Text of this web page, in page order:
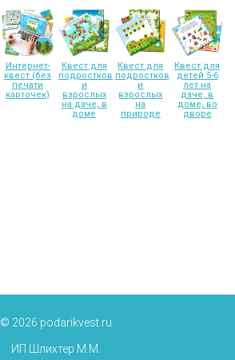
Интернет-
квест (без
печати
карточек)
Квест для
подростков
и
взрослых
на даче, в
доме
Квест для
подростков
и
взрослых
на
природе
Квест для
детей 5-6
лет на
даче, в
доме, во
дворе
© 2026 podarikvest.ru
ИП Шлихтер М.М.